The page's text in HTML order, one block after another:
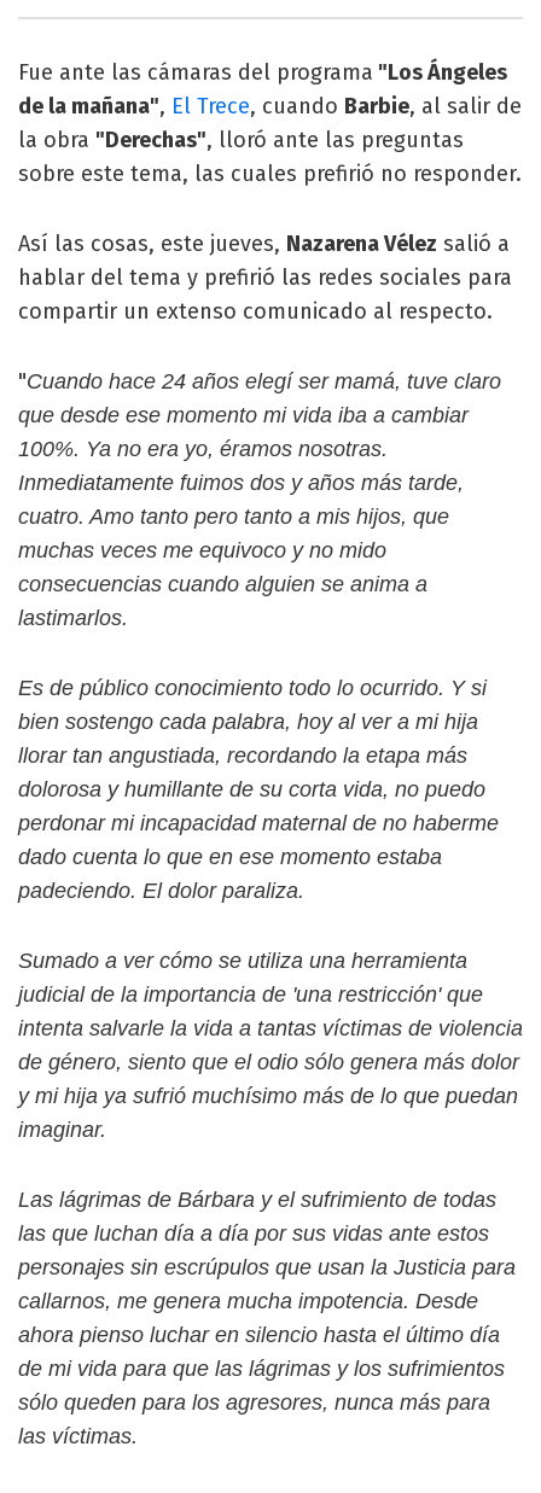
Fue ante las cámaras del programa "Los Ángeles
de la mañana", El Trece, cuando Barbie, al salir de
la obra "Derechas", lloró ante las preguntas
sobre este tema, las cuales prefirió no responder.
Así las cosas, este jueves, Nazarena Vélez salió a
hablar del tema y prefirió las redes sociales para
compartir un extenso comunicado al respecto.
"Cuando hace 24 años elegí ser mamá, tuve claro
que desde ese momento mi vida iba a cambiar
100%. Ya no era yo, éramos nosotras.
Inmediatamente fuimos dos y años más tarde,
cuatro. Amo tanto pero tanto a mis hijos, que
muchas veces me equivoco y no mido
consecuencias cuando alguien se anima a
lastimarlos.
Es de público conocimiento todo lo ocurrido. Y si
bien sostengo cada palabra, hoy al ver a mi hija
llorar tan angustiada, recordando la etapa más
dolorosa y humillante de su corta vida, no puedo
perdonar mi incapacidad maternal de no haberme
dado cuenta lo que en ese momento estaba
padeciendo. El dolor paraliza.
Sumado a ver cómo se utiliza una herramienta
judicial de la importancia de 'una restricción' que
intenta salvarle la vida a tantas víctimas de violencia
de género, siento que el odio sólo genera más dolor
y mi hija ya sufrió muchísimo más de lo que puedan
imaginar.
Las lágrimas de Bárbara y el sufrimiento de todas
las que luchan día a día por sus vidas ante estos
personajes sin escrúpulos que usan la Justicia para
callarnos, me genera mucha impotencia. Desde
ahora pienso luchar en silencio hasta el último día
de mi vida para que las lágrimas y los sufrimientos
sólo queden para los agresores, nunca más para
las víctimas.